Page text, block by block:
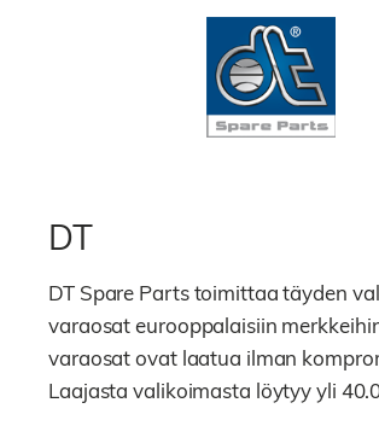
DT
DT Spare Parts toimittaa täyden
varaosat eurooppalaisiin
varaosat ovat laatua ilman
Laajasta valikoimasta löytyy yli